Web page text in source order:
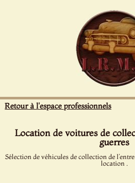
Retour à l'espace professionnels
Location de voitures de
guerres
Sélection de véhicules de collection de
location .